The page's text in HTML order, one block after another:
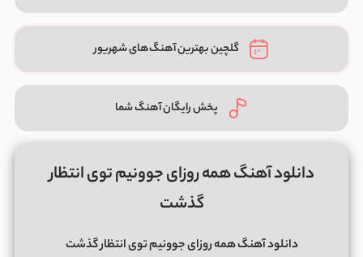
گلچین بهترین آهنگ‌های شهریور
پخش رایگان آهنگ شما
دانلود آهنگ همه روزای جوونیم توی انتظار
گذشت
دانلود آهنگ همه روزای جوونیم توی انتظار گذشت